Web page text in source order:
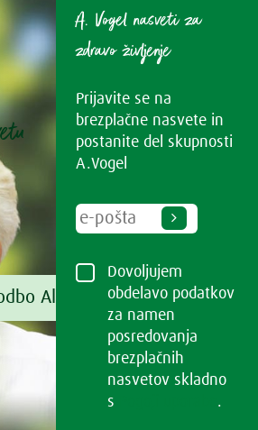
Alfreda Vogla
A. Vogel nasveti za
zdravo življenje
Prijavite se na
brezplačne nasvete in
postanite del skupnosti
A.Vogel
Dovoljujem
obdelavo podatkov
za namen
posredovanja
brezplačnih
nasvetov skladno
s
.